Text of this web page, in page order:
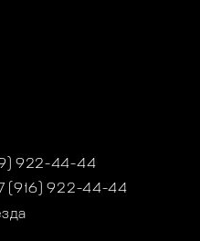
922-44-44
(916) 922-44-44